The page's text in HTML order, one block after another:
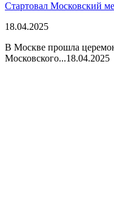
Стартовал Московский
18.04.2025
В Москве прошла
Московского...18.04.2025